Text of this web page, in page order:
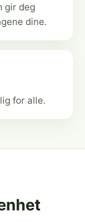
gir deg
dine.
for alle.